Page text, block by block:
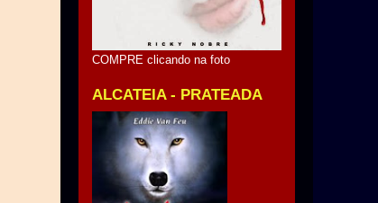
COMPRE clicando na foto
ALCATEIA - PRATEADA